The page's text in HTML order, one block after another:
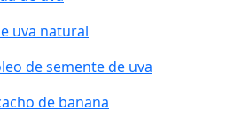
uva natural
de semente de uva
de banana